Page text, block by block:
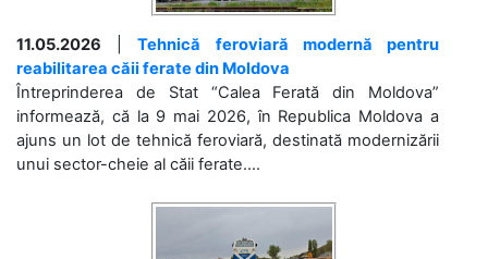
11.05.2026 |Tehnică feroviară modernă pentru
reabilitarea căii ferate din Moldova
Întreprinderea de Stat “Calea Ferată din Moldova”
informează, că la 9 mai 2026, în Republica Moldova a
ajuns un lot de tehnică feroviară, destinată modernizării
unui sector-cheie al căii ferate....